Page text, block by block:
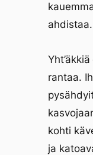
ahdistaa.
rantaa.
kohti
ja